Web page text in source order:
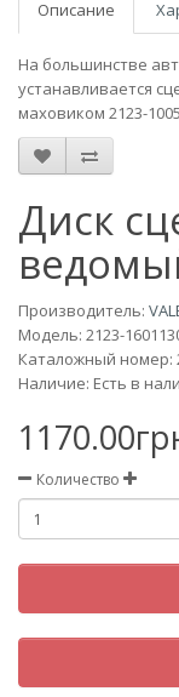
Описание
На большинстве
устанавливается
маховиком 2123-
Диск
Производитель:
Модель: 2123-
Каталожный номер:
Наличие: Есть в
Количество